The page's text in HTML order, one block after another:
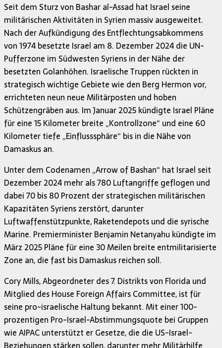
Seit dem Sturz von Bashar al-Assad hat Israel seine
militärischen Aktivitäten in Syrien massiv ausgeweitet.
Nach der Aufkündigung des Entflechtungsabkommens
von 1974 besetzte Israel am 8. Dezember 2024 die UN-
Pufferzone im Südwesten Syriens in der Nähe der
besetzten Golanhöhen. Israelische Truppen rückten in
strategisch wichtige Gebiete wie den Berg Hermon vor,
errichteten neun neue Militärposten und hoben
Schützengräben aus. Im Januar 2025 kündigte Israel Pläne
für eine 15 Kilometer breite „Kontrollzone“ und eine 60
Kilometer tiefe „Einflusssphäre“ bis in die Nähe von
Damaskus an.
Unter dem Codenamen „Arrow of Bashan“ hat Israel seit
Dezember 2024 mehr als 780 Luftangriffe geflogen und
dabei 70 bis 80 Prozent der strategischen militärischen
Kapazitäten Syriens zerstört, darunter
Luftwaffenstützpunkte, Raketendepots und die syrische
Marine. Premierminister Benjamin Netanyahu kündigte im
März 2025 Pläne für eine 30 Meilen breite entmilitarisierte
Zone an, die fast bis Damaskus reichen soll.
Cory Mills, Abgeordneter des 7. Distrikts von Florida und
Mitglied des House Foreign Affairs Committee, ist für
seine pro-israelische Haltung bekannt. Mit einer 100-
prozentigen Pro-Israel-Abstimmungsquote bei Gruppen
wie AIPAC unterstützt er Gesetze, die die US-Israel-